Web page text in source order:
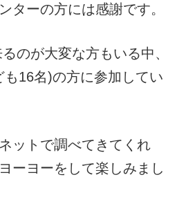
ーの方には感謝です。
のが大変な方もいる中、
16名)の方に参加してい
ットで調べてきてくれ
ーヨーをして楽しみまし